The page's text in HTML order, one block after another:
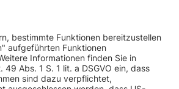
Spedition